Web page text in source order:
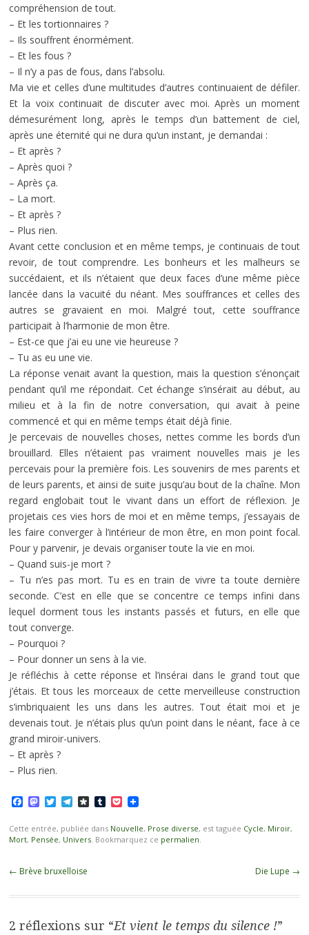
compréhension de tout.
– Et les tortionnaires ?
– Ils souffrent énormément.
– Et les fous ?
– Il n’y a pas de fous, dans l’absolu.
Ma vie et celles d’une multitudes d’autres continuaient de défiler.
Et la voix continuait de discuter avec moi. Après un moment
démesurément long, après le temps d’un battement de ciel,
après une éternité qui ne dura qu’un instant, je demandai :
– Et après ?
– Après quoi ?
– Après ça.
– La mort.
– Et après ?
– Plus rien.
Avant cette conclusion et en même temps, je continuais de tout
revoir, de tout comprendre. Les bonheurs et les malheurs se
succédaient, et ils n’étaient que deux faces d’une même pièce
lancée dans la vacuité du néant. Mes souffrances et celles des
autres se gravaient en moi. Malgré tout, cette souffrance
participait à l’harmonie de mon être.
– Est-ce que j’ai eu une vie heureuse ?
– Tu as eu une vie.
La réponse venait avant la question, mais la question s’énonçait
pendant qu’il me répondait. Cet échange s’insérait au début, au
milieu et à la fin de notre conversation, qui avait à peine
commencé et qui en même temps était déjà finie.
Je percevais de nouvelles choses, nettes comme les bords d’un
brouillard. Elles n’étaient pas vraiment nouvelles mais je les
percevais pour la première fois. Les souvenirs de mes parents et
de leurs parents, et ainsi de suite jusqu’au bout de la chaîne. Mon
regard englobait tout le vivant dans un effort de réflexion. Je
projetais ces vies hors de moi et en même temps, j’essayais de
les faire converger à l’intérieur de mon être, en mon point focal.
Pour y parvenir, je devais organiser toute la vie en moi.
– Quand suis-je mort ?
– Tu n’es pas mort. Tu es en train de vivre ta toute dernière
seconde. C’est en elle que se concentre ce temps infini dans
lequel dorment tous les instants passés et futurs, en elle que
tout converge.
– Pourquoi ?
– Pour donner un sens à la vie.
Je réfléchis à cette réponse et l’insérai dans le grand tout que
j’étais. Et tous les morceaux de cette merveilleuse construction
s’imbriquaient les uns dans les autres. Tout était moi et je
devenais tout. Je n’étais plus qu’un point dans le néant, face à ce
grand miroir-univers.
– Et après ?
– Plus rien.
Facebook
Mastodon
TwitterTelegram
Diaspora
Tumblr
Pocket
Cette entrée, publiée dans Nouvelle, Prose diverse, est taguée Cycle, Miroir,
Mort, Pensée, Univers. Bookmarquez ce permalien.
Navigation
articles
← Brève bruxelloise Die Lupe →
2 réflexions sur “Et vient le temps du silence !”